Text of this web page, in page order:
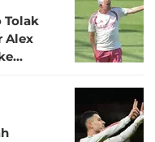
Tolak
Alex